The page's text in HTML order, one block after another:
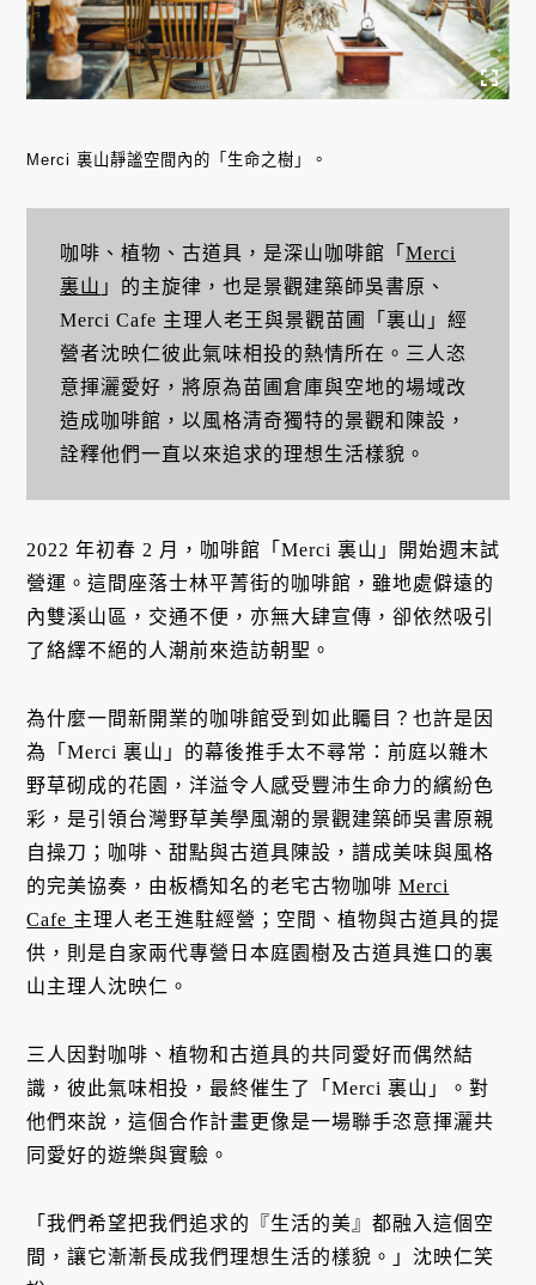
Merci 裏山靜謐空間內的「生命之樹」。
咖啡、植物、古道具，是深山咖啡館「 Merci
裏山 」的主旋律，也是景觀建築師吳書原、
Merci Cafe 主理人老王與景觀苗圃「裏山」經
營者沈映仁彼此氣味相投的熱情所在。三人恣
意揮灑愛好，將原為苗圃倉庫與空地的場域改
造成咖啡館，以風格清奇獨特的景觀和陳設，
詮釋他們一直以來追求的理想生活樣貌。
2022 年初春 2 月，咖啡館「Merci 裏山」開始週末試
營運。這間座落士林平菁街的咖啡館，雖地處僻遠的
內雙溪山區，交通不便，亦無大肆宣傳，卻依然吸引
了絡繹不絕的人潮前來造訪朝聖。
為什麼一間新開業的咖啡館受到如此矚目？也許是因
為「Merci 裏山」的幕後推手太不尋常：前庭以雜木
野草砌成的花園，洋溢令人感受豐沛生命力的繽紛色
彩，是引領台灣野草美學風潮的景觀建築師吳書原親
自操刀；咖啡、甜點與古道具陳設，譜成美味與風格
的完美協奏，由板橋知名的老宅古物咖啡Merci
Cafe 主理人老王進駐經營；空間、植物與古道具的提
供，則是自家兩代專營日本庭園樹及古道具進口的裏
山主理人沈映仁。
三人因對咖啡、植物和古道具的共同愛好而偶然結
識，彼此氣味相投，最終催生了「Merci 裏山」。對
他們來說，這個合作計畫更像是一場聯手恣意揮灑共
同愛好的遊樂與實驗。
「我們希望把我們追求的『生活的美』都融入這個空
間，讓它漸漸長成我們理想生活的樣貌。」沈映仁笑